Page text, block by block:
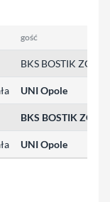
gość
BKS BOSTIK ZGO
UNI Opole
BKS BOSTIK ZGO
UNI Opole